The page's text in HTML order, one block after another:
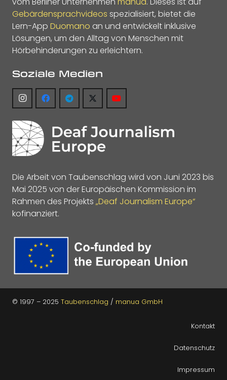
Gebärdensprachvideos spezialisiert, bietet die
Lern-App Duomano an und entwickelt inklusive
Lösungen, um den Alltag von Menschen mit
Hörbehinderungen zu erleichtern.
Soziale Medien
Die Arbeit von Taubenschlag wird von Juni 2023 bis
Mai 2025 von der Europäischen Kommission im
Rahmen des Projekts „Deaf Journalism Europe“
kofinanziert.
© 1997 – 2025 Taubenschlag / manua GmbH
Kontakt
Datenschutz
Impressum